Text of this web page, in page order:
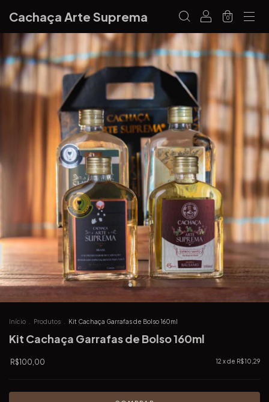
Cachaça Arte Suprema 0
Início Produtos Kit Cachaça Garrafas de Bolso 160ml
Kit Cachaça Garrafas de Bolso 160ml
R$100,00 12 x de R$10,29